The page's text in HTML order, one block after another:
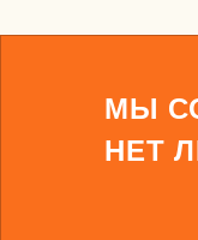
МЫ
НЕТ